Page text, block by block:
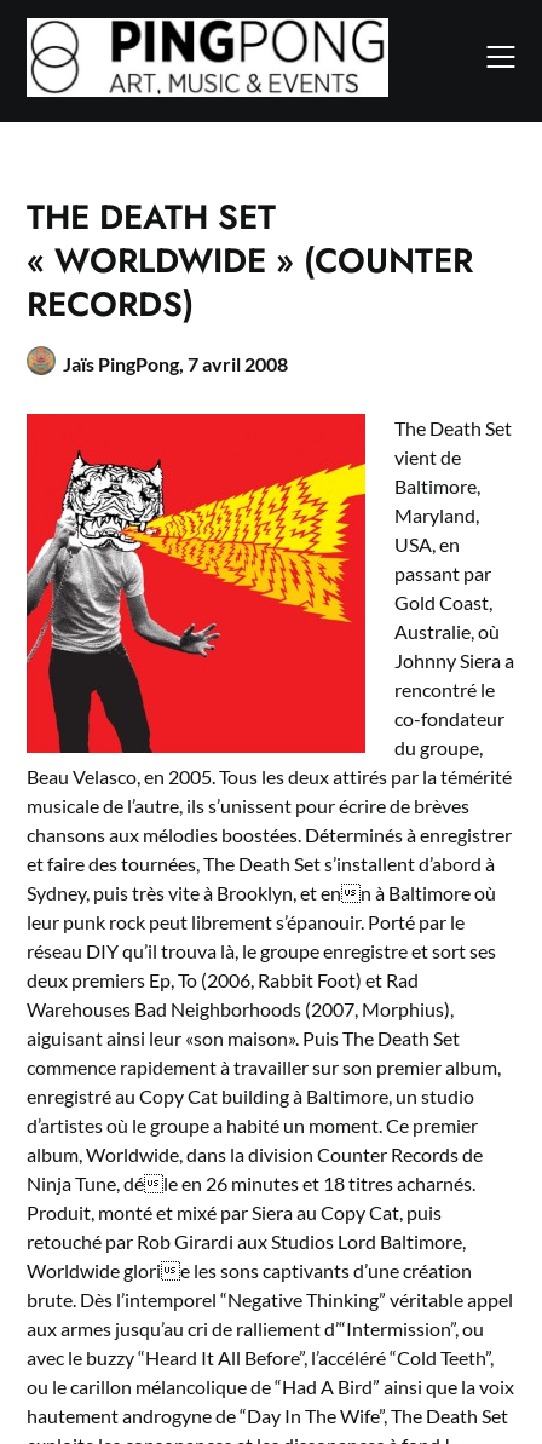
Skip
content
THE DEATH SET
« WORLDWIDE » (COUNTER
RECORDS)
Jaïs PingPong,7 avril 2008
The Death Set
vient de
Baltimore,
Maryland,
USA, en
passant par
Gold Coast,
Australie, où
Johnny Siera a
rencontré le
co-fondateur
du groupe,
Beau Velasco, en 2005. Tous les deux attirés par la témérité
musicale de l’autre, ils s’unissent pour écrire de brèves
chansons aux mélodies boostées. Déterminés à enregistrer
et faire des tournées, The Death Set s’installent d’abord à
Sydney, puis très vite à Brooklyn, et enn à Baltimore où
leur punk rock peut librement s’épanouir. Porté par le
réseau DIY qu’il trouva là, le groupe enregistre et sort ses
deux premiers Ep, To (2006, Rabbit Foot) et Rad
Warehouses Bad Neighborhoods (2007, Morphius),
aiguisant ainsi leur «son maison». Puis The Death Set
commence rapidement à travailler sur son premier album,
enregistré au Copy Cat building à Baltimore, un studio
d’artistes où le groupe a habité un moment. Ce premier
album, Worldwide, dans la division Counter Records de
Ninja Tune, déle en 26 minutes et 18 titres acharnés.
Produit, monté et mixé par Siera au Copy Cat, puis
retouché par Rob Girardi aux Studios Lord Baltimore,
Worldwide glorie les sons captivants d’une création
brute. Dès l’intemporel “Negative Thinking” véritable appel
aux armes jusqu’au cri de ralliement d’“Intermission”, ou
avec le buzzy “Heard It All Before”, l’accéléré “Cold Teeth”,
ou le carillon mélancolique de “Had A Bird” ainsi que la voix
hautement androgyne de “Day In The Wife”, The Death Set